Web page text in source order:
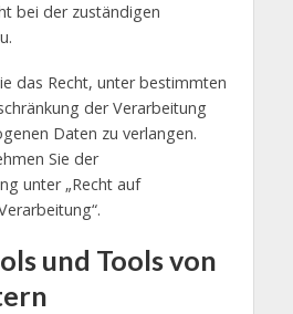
bei der zuständigen
das Recht, unter bestimmten
der Verarbeitung
Daten zu verlangen.
Sie der
unter „Recht auf
und Tools von